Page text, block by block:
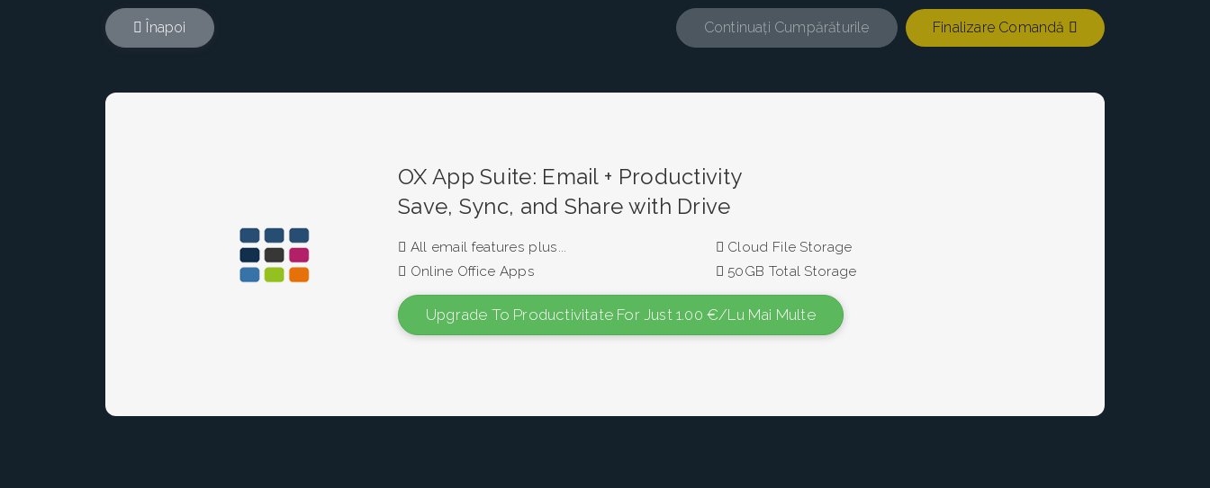
Înapoi Continuați Cumpărăturile Finalizare Comandă
OX App Suite: Email + Productivity
Save, Sync, and Share with Drive
All email features plus...
Cloud File Storage
Online Office Apps
50GB Total Storage
Upgrade To Productivitate For Just 1.00 €/lu Mai Multe